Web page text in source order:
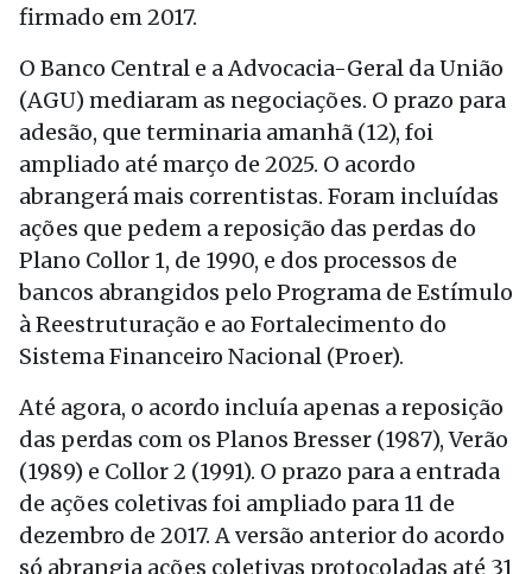
firmado em 2017.
O Banco Central e a Advocacia-Geral da União
(AGU) mediaram as negociações. O prazo para
adesão, que terminaria amanhã (12), foi
ampliado até março de 2025. O acordo
abrangerá mais correntistas. Foram incluídas
ações que pedem a reposição das perdas do
Plano Collor 1, de 1990, e dos processos de
bancos abrangidos pelo Programa de Estímulo
à Reestruturação e ao Fortalecimento do
Sistema Financeiro Nacional (Proer).
Até agora, o acordo incluía apenas a reposição
das perdas com os Planos Bresser (1987), Verão
(1989) e Collor 2 (1991). O prazo para a entrada
de ações coletivas foi ampliado para 11 de
dezembro de 2017. A versão anterior do acordo
só abrangia ações coletivas protocoladas até 31